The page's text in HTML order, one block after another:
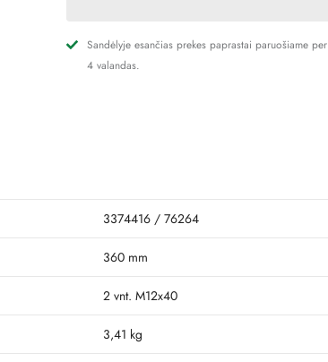
Sandėlyje esančias prekes paprastai paruošiame per
4 valandas.
3374416 / 76264
360 mm
2 vnt. M12x40
3,41 kg